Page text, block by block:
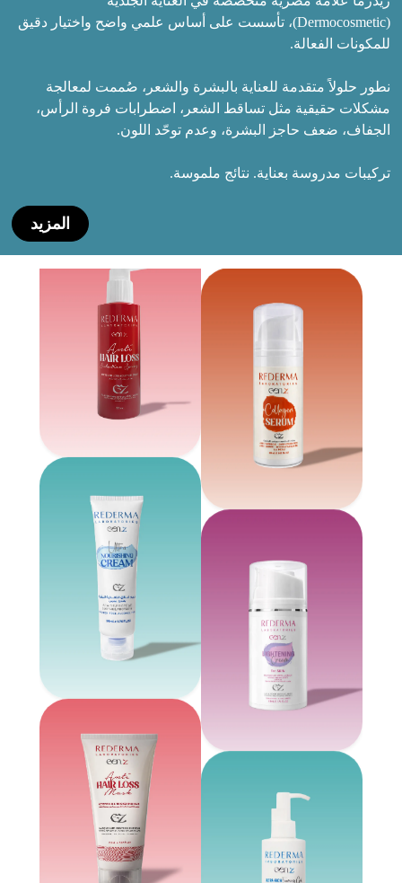
(Dermocosmetic)، تأسست على أساس علمي واضح واختيار دقيق
للمكونات الفعالة.
نطور حلولاً متقدمة للعناية بالبشرة والشعر، صُممت لمعالجة
مشكلات حقيقية مثل تساقط الشعر، اضطرابات فروة الرأس،
الجفاف، ضعف حاجز البشرة، وعدم توحّد اللون.
تركيبات مدروسة بعناية. نتائج ملموسة.
المزيد